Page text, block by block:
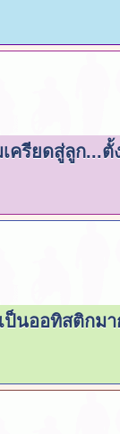
เครียดสู่ลูก...
ป็นออทิสติกม